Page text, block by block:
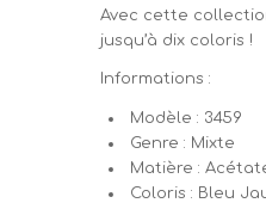
Avec cette
jusqu’à dix coloris !
Informations :
Modèle : 3459
Genre : Mixte
Matière :
Coloris : Bleu